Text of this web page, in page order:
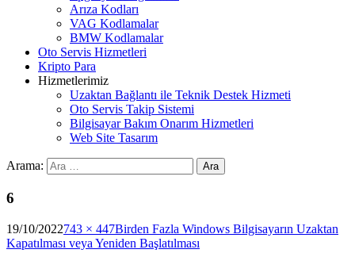
Arıza Kodları
VAG Kodlamalar
BMW Kodlamalar
Oto Servis Hizmetleri
Kripto Para
Hizmetlerimiz
Uzaktan Bağlantı ile Teknik Destek Hizmeti
Oto Servis Takip Sistemi
Bilgisayar Bakım Onarım Hizmetleri
Web Site Tasarım
Arama:
6
19/10/2022743 × 447Birden Fazla Windows Bilgisayarın Uzaktan
Kapatılması veya Yeniden Başlatılması